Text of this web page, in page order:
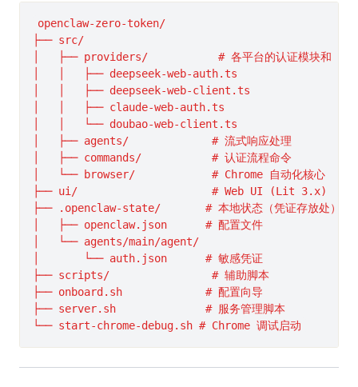
openclaw-zero-token/
├── src/
│   ├── providers/           # 各平台的认证模块和 API
│   │   ├── deepseek-web-auth.ts
│   │   ├── deepseek-web-client.ts
│   │   ├── claude-web-auth.ts
│   │   └── doubao-web-client.ts
│   ├── agents/             # 流式响应处理
│   ├── commands/           # 认证流程命令
│   └── browser/            # Chrome 自动化核心
├── ui/                     # Web UI (Lit 3.x)
├── .openclaw-state/       # 本地状态（凭证存放处）
│   ├── openclaw.json      # 配置文件
│   └── agents/main/agent/
│       └── auth.json      # 敏感凭证
├── scripts/                # 辅助脚本
├── onboard.sh             # 配置向导
├── server.sh              # 服务管理脚本